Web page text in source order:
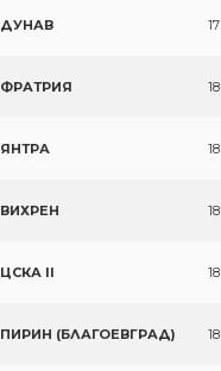
ДУНАВ 17
ФРАТРИЯ 18
ЯНТРА 18
ВИХРЕН 18
ЦСКА II 18
ПИРИН (БЛАГОЕВГРАД) 18